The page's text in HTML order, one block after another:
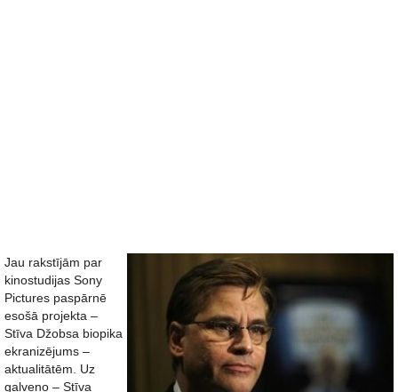
Jau rakstījām par
kinostudijas Sony
Pictures paspārnē
esošā projekta –
Stīva Džobsa biopika
ekranizējums –
aktualitātēm. Uz
galveno – Stīva